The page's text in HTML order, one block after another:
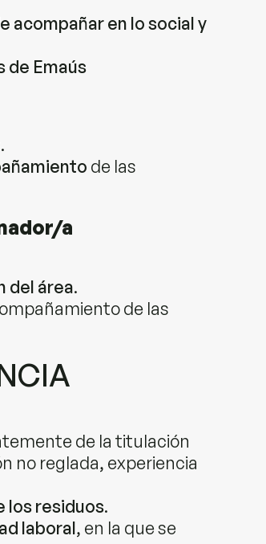
acompañar en lo social y
de Emaús
de las
a
del área.
de las
de la titulación
no reglada, experiencia
los residuos.
laboral, en la que se